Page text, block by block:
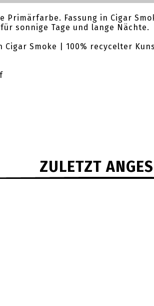
Primärfarbe. Fassung in Cigar
sonnige Tage und lange Nächte.
Cigar Smoke | 100% recycelter
ZULETZT